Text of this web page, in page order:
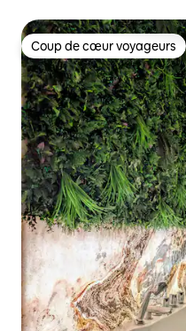
Coup de cœur voyageurs
Coup de cœur voyageurs